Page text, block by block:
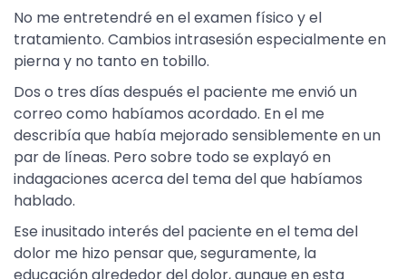
No me entretendré en el examen físico y el
tratamiento. Cambios intrasesión especialmente en
pierna y no tanto en tobillo.
Dos o tres días después el paciente me envió un
correo como habíamos acordado. En el me
describía que había mejorado sensiblemente en un
par de líneas. Pero sobre todo se explayó en
indagaciones acerca del tema del que habíamos
hablado.
Ese inusitado interés del paciente en el tema del
dolor me hizo pensar que, seguramente, la